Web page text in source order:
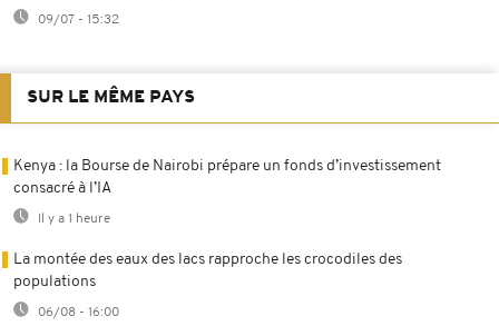
09/07 - 15:32
SUR LE MÊME PAYS
Kenya : la Bourse de Nairobi prépare un fonds d’investissement
consacré à l’IA
Il y a 1 heure
La montée des eaux des lacs rapproche les crocodiles des
populations
06/08 - 16:00